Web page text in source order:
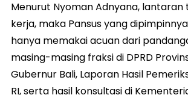
Menurut Nyoman Adnyana,
kerja, maka Pansus yang
hanya memakai acuan dari
masing-masing fraksi di DPRD
Gubernur Bali, Laporan Hasil
RI, serta hasil konsultasi di